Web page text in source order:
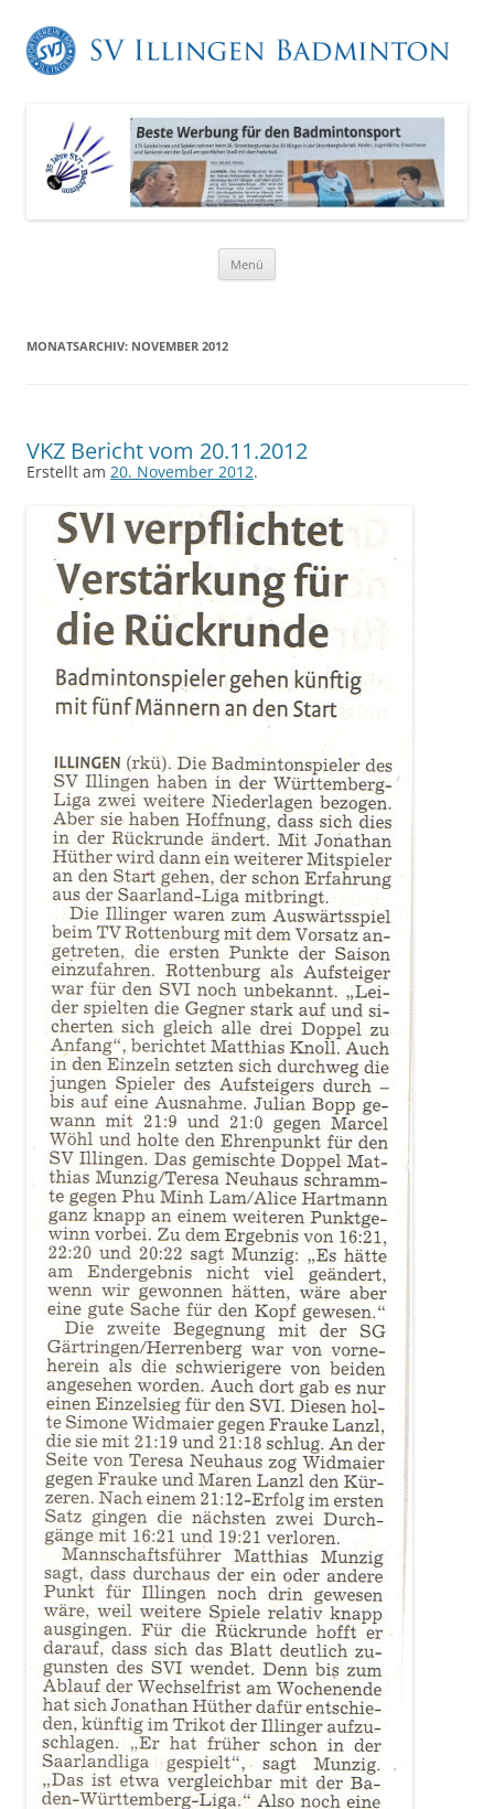
Menü
MONATSARCHIV: NOVEMBER 2012
VKZ Bericht vom 20.11.2012
Erstellt am 20. November 2012.